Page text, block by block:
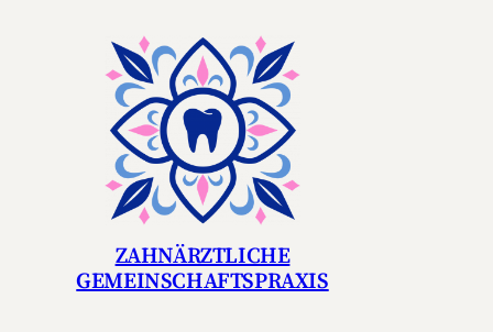
ZAHNÄRZTLICHE
GEMEINSCHAFTSPRAXIS